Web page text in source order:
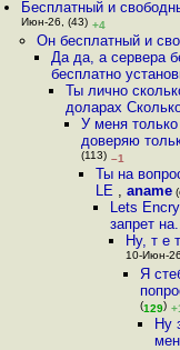
Бесплатный и
Июн-26, (43) +4
Он бесплатный и
Да да, а сервера
бесплатно
Ты лично
доларах
У меня
доверяю
(113) –1
Ты на
LE , aname
Lets
запрет
Ну, т е
10-Июн-
Я
(129)
Ну